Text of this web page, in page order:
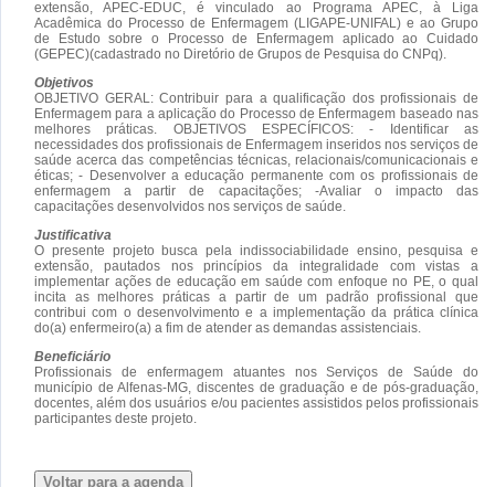
extensão, APEC-EDUC, é vinculado ao Programa APEC, à Liga
Acadêmica do Processo de Enfermagem (LIGAPE-UNIFAL) e ao Grupo
de Estudo sobre o Processo de Enfermagem aplicado ao Cuidado
(GEPEC)(cadastrado no Diretório de Grupos de Pesquisa do CNPq).
Objetivos
OBJETIVO GERAL: Contribuir para a qualificação dos profissionais de
Enfermagem para a aplicação do Processo de Enfermagem baseado nas
melhores práticas. OBJETIVOS ESPECÍFICOS: - Identificar as
necessidades dos profissionais de Enfermagem inseridos nos serviços de
saúde acerca das competências técnicas, relacionais/comunicacionais e
éticas; - Desenvolver a educação permanente com os profissionais de
enfermagem a partir de capacitações; -Avaliar o impacto das
capacitações desenvolvidos nos serviços de saúde.
Justificativa
O presente projeto busca pela indissociabilidade ensino, pesquisa e
extensão, pautados nos princípios da integralidade com vistas a
implementar ações de educação em saúde com enfoque no PE, o qual
incita as melhores práticas a partir de um padrão profissional que
contribui com o desenvolvimento e a implementação da prática clínica
do(a) enfermeiro(a) a fim de atender as demandas assistenciais.
Beneficiário
Profissionais de enfermagem atuantes nos Serviços de Saúde do
município de Alfenas-MG, discentes de graduação e de pós-graduação,
docentes, além dos usuários e/ou pacientes assistidos pelos profissionais
participantes deste projeto.
Voltar para a agenda